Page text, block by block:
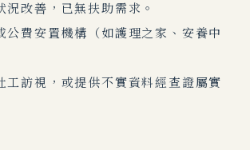
改善，已無扶助需求。
公費安置機構（如護理之家、安養中
工訪視，或提供不實資料經查證屬實